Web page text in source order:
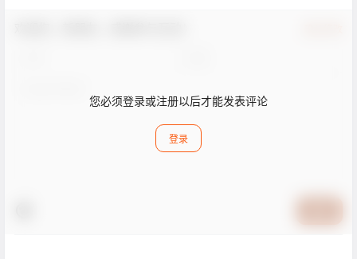
您必须登录或注册以后才能发表评论
登录